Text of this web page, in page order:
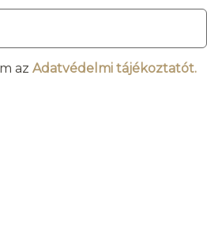
az Adatvédelmi tájékoztatót.